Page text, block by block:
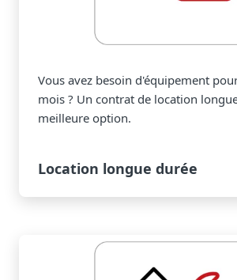
Vous avez besoin d'équipement
mois ? Un contrat de location
meilleure option.
Location longue durée